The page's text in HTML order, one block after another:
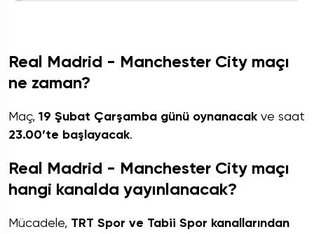
Real Madrid - Manchester City maçı
ne zaman?
Maç, 19 Şubat Çarşamba günü oynanacak ve saat
23.00’te başlayacak.
Real Madrid - Manchester City maçı
hangi kanalda yayınlanacak?
Mücadele, TRT Spor ve Tabii Spor kanallarından